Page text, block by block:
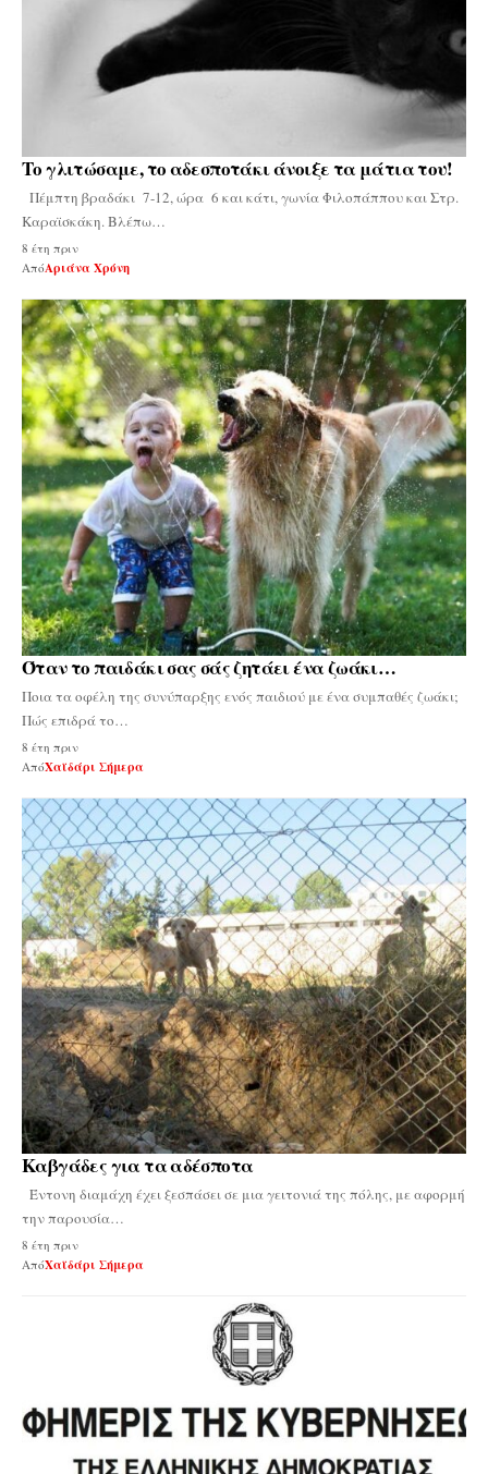
Το γλιτώσαμε, το αδεσποτάκι άνοιξε τα μάτια του!
Πέμπτη βραδάκι 7-12, ώρα 6 και κάτι, γωνία Φιλοπάππου και Στρ.
Καραϊσκάκη. Βλέπω…
8 έτη πριν
ΑπόΑριάνα Χρόνη
Όταν το παιδάκι σας σάς ζητάει ένα ζωάκι…
Ποια τα οφέλη της συνύπαρξης ενός παιδιού με ένα συμπαθές ζωάκι;
Πώς επιδρά το…
8 έτη πριν
ΑπόΧαϊδάρι Σήμερα
Καβγάδες για τα αδέσποτα
Έντονη διαμάχη έχει ξεσπάσει σε μια γειτονιά της πόλης, με αφορμή
την παρουσία…
8 έτη πριν
ΑπόΧαϊδάρι Σήμερα